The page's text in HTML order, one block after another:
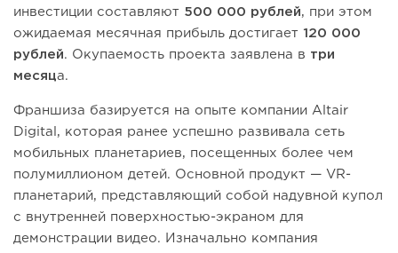
инвестиции составляют 500 000 рублей, при этом
ожидаемая месячная прибыль достигает 120 000
рублей. Окупаемость проекта заявлена в три
месяца.
Франшиза базируется на опыте компании Altair
Digital, которая ранее успешно развивала сеть
мобильных планетариев, посещенных более чем
полумиллионом детей. Основной продукт — VR-
планетарий, представляющий собой надувной купол
с внутренней поверхностью-экраном для
демонстрации видео. Изначально компания